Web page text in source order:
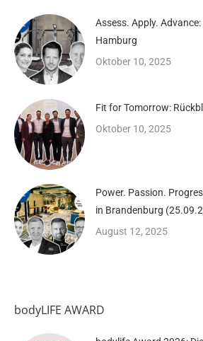
Assess. Apply.
Hamburg
Oktober 10, 2025
Fit for Tomorrow:
Oktober 10, 2025
Power. Passion.
in Brandenburg
August 12, 2025
bodyLIFE AWARD